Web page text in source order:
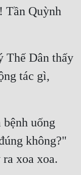
Tần Quỳnh
Thế Dân thấy
tác gì,
uống
không?"